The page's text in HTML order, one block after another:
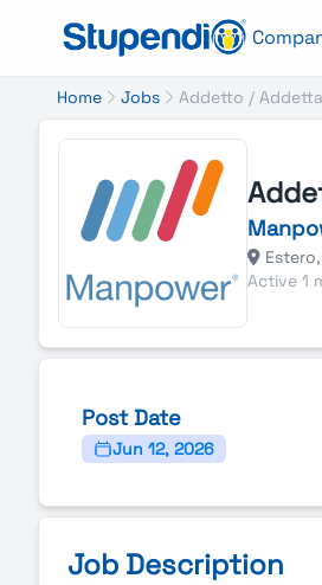
Home Jobs Addetto /
Active 1
Post Date
Jun 12, 2026
Job Description